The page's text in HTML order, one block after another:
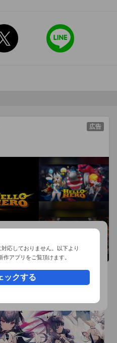
広告
応しておりません。以下より
アプリをご覧頂けます。
ックする